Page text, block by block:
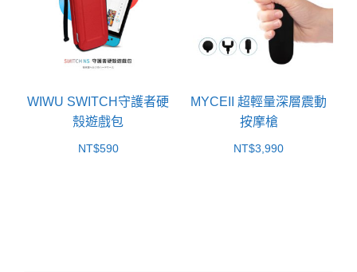
WIWU SWITCH守護者硬
殼遊戲包
NT$590
MYCEII 超輕量深層震動
按摩槍
NT$3,990